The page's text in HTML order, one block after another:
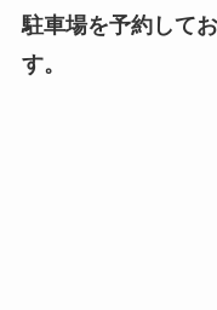
駐車場を予約して
す。